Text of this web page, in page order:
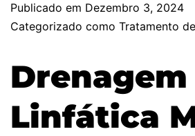
Publicado em Dezembro 3, 2024
Categorizado como Tratamento
Drenagem
Linfática